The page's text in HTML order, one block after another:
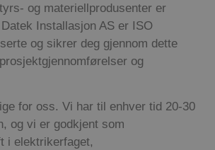
og materiellprodusenter er
Datek Installasjon AS er ISO
og sikrer deg gjennom dette
prosjektgjennomførelser og
for oss. Vi har til enhver tid 20-30
og vi er godkjent som
i elektrikerfaget,